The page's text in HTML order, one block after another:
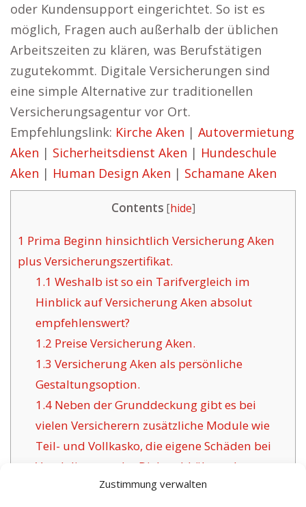
Zustimmung verwalten
oder Kundensupport eingerichtet. So ist es
möglich, Fragen auch außerhalb der üblichen
Arbeitszeiten zu klären, was Berufstätigen
zugutekommt. Digitale Versicherungen sind
eine simple Alternative zur traditionellen
Versicherungsagentur vor Ort.
Empfehlungslink: Kirche Aken | Autovermietung
Aken | Sicherheitsdienst Aken | Hundeschule
Aken | Human Design Aken | Schamane Aken
Contents [hide]
1 Prima Beginn hinsichtlich Versicherung Aken
plus Versicherungszertifikat.
1.1 Weshalb ist so ein Tarifvergleich im
Hinblick auf Versicherung Aken absolut
empfehlenswert?
1.2 Preise Versicherung Aken.
1.3 Versicherung Aken als persönliche
Gestaltungsoption.
1.4Neben der Grunddeckung gibt es bei
vielen Versicherern zusätzliche Module wie
Teil- und Vollkasko, die eigene Schäden bei
Vandalismus oder Diebstahl übernehmen.
Das Anliegen bewährter